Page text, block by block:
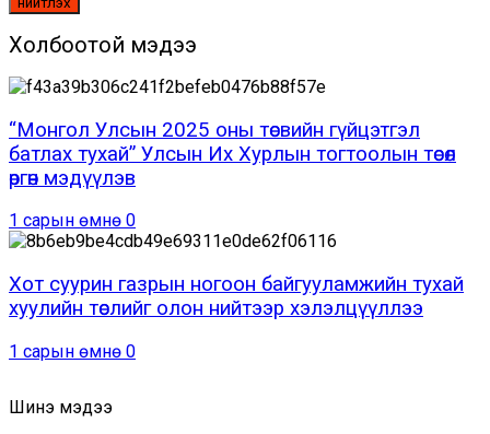
Холбоотой мэдээ
“Монгол Улсын 2025 оны төсвийн гүйцэтгэл
батлах тухай” Улсын Их Хурлын тогтоолын төсөл
өргөн мэдүүлэв
1 сарын өмнө 0
Хот суурин газрын ногоон байгууламжийн тухай
хуулийн төслийг олон нийтээр хэлэлцүүллээ
1 сарын өмнө 0
Шинэ мэдээ